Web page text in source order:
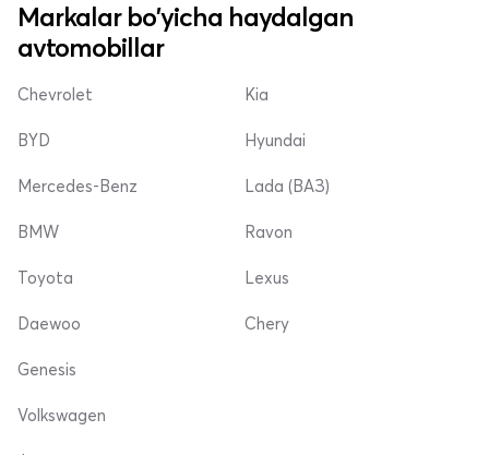
Markalar bo'yicha haydalgan
avtomobillar
Chevrolet
BYD
Mercedes-Benz
Kia
Hyundai
Lada (ВАЗ)
BMW
Toyota
Daewoo
Ravon
Lexus
Chery
Genesis
Volkswagen